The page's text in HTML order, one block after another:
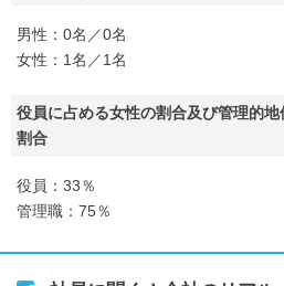
男性：0名／0名
女性：1名／1名
役員に占める女性の割合及び管理的
割合
役員：33％
管理職：75％